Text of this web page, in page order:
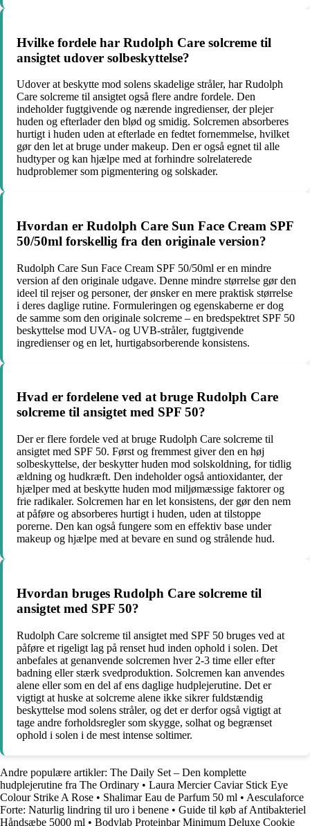
Hvilke fordele har Rudolph Care solcreme til
ansigtet udover solbeskyttelse?
Udover at beskytte mod solens skadelige stråler, har Rudolph
Care solcreme til ansigtet også flere andre fordele. Den
indeholder fugtgivende og nærende ingredienser, der plejer
huden og efterlader den blød og smidig. Solcremen absorberes
hurtigt i huden uden at efterlade en fedtet fornemmelse, hvilket
gør den let at bruge under makeup. Den er også egnet til alle
hudtyper og kan hjælpe med at forhindre solrelaterede
hudproblemer som pigmentering og solskader.
Hvordan er Rudolph Care Sun Face Cream SPF
50/50ml forskellig fra den originale version?
Rudolph Care Sun Face Cream SPF 50/50ml er en mindre
version af den originale udgave. Denne mindre størrelse gør den
ideel til rejser og personer, der ønsker en mere praktisk størrelse
i deres daglige rutine. Formuleringen og egenskaberne er dog
de samme som den originale solcreme – en bredspektret SPF 50
beskyttelse mod UVA- og UVB-stråler, fugtgivende
ingredienser og en let, hurtigabsorberende konsistens.
Hvad er fordelene ved at bruge Rudolph Care
solcreme til ansigtet med SPF 50?
Der er flere fordele ved at bruge Rudolph Care solcreme til
ansigtet med SPF 50. Først og fremmest giver den en høj
solbeskyttelse, der beskytter huden mod solskoldning, for tidlig
ældning og hudkræft. Den indeholder også antioxidanter, der
hjælper med at beskytte huden mod miljømæssige faktorer og
frie radikaler. Solcremen har en let konsistens, der gør den nem
at påføre og absorberes hurtigt i huden, uden at tilstoppe
porerne. Den kan også fungere som en effektiv base under
makeup og hjælpe med at bevare en sund og strålende hud.
Hvordan bruges Rudolph Care solcreme til
ansigtet med SPF 50?
Rudolph Care solcreme til ansigtet med SPF 50 bruges ved at
påføre et rigeligt lag på renset hud inden ophold i solen. Det
anbefales at genanvende solcremen hver 2-3 time eller efter
badning eller stærk svedproduktion. Solcremen kan anvendes
alene eller som en del af ens daglige hudplejerutine. Det er
vigtigt at huske at solcreme alene ikke sikrer fuldstændig
beskyttelse mod solens stråler, og det er derfor også vigtigt at
tage andre forholdsregler som skygge, solhat og begrænset
ophold i solen i de mest intense soltimer.
Andre populære artikler: The Daily Set – Den komplette
hudplejerutine fra The Ordinary • Laura Mercier Caviar Stick Eye
Colour Strike A Rose • Shalimar Eau de Parfum 50 ml • Aesculaforce
Forte: Naturlig lindring til uro i benene • Guide til køb af Antibakteriel
Håndsæbe 5000 ml • Bodylab Proteinbar Minimum Deluxe Cookie